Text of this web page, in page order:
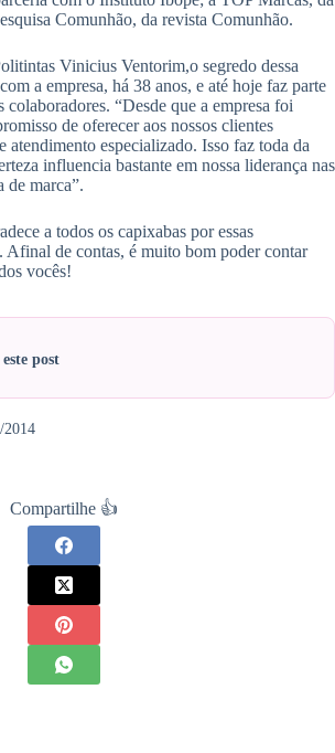
Comunhão, da revista Comunhão.
Vinicius Ventorim,o segredo dessa
a empresa, há 38 anos, e até hoje faz parte
colaboradores. “Desde que a empresa foi
de oferecer aos nossos clientes
atendimento especializado. Isso faz toda da
influencia bastante em nossa liderança nas
de marca”.
a todos os capixabas por essas
Afinal de contas, é muito bom poder contar
vocês!
post
2014
Compartilhe 👍